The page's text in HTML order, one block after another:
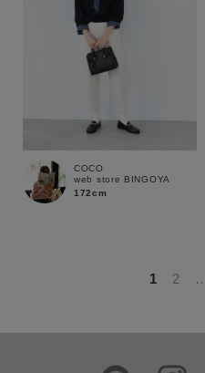
この条件
COCO
web store BINGOYA
172cm
1 2